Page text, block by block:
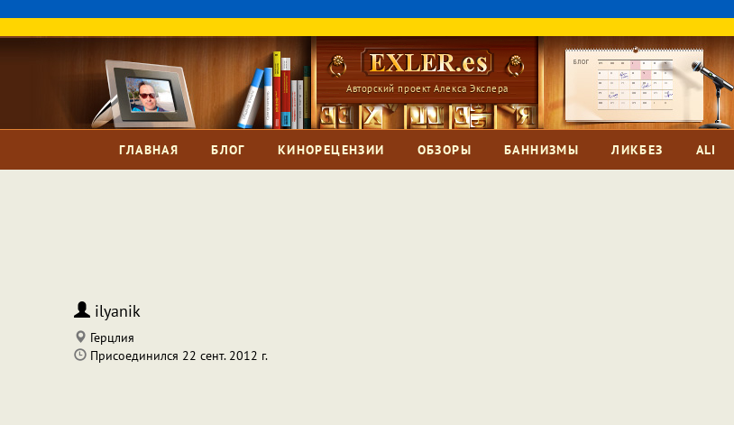
Авторский проект Алекса Экслера
ГЛАВНАЯ БЛОГ КИНОРЕЦЕНЗИИ ОБЗОРЫ БАННИЗМЫ ЛИКБЕЗ ALI
ilyanik
Герцлия
Присоединился 22 сент. 2012 г.